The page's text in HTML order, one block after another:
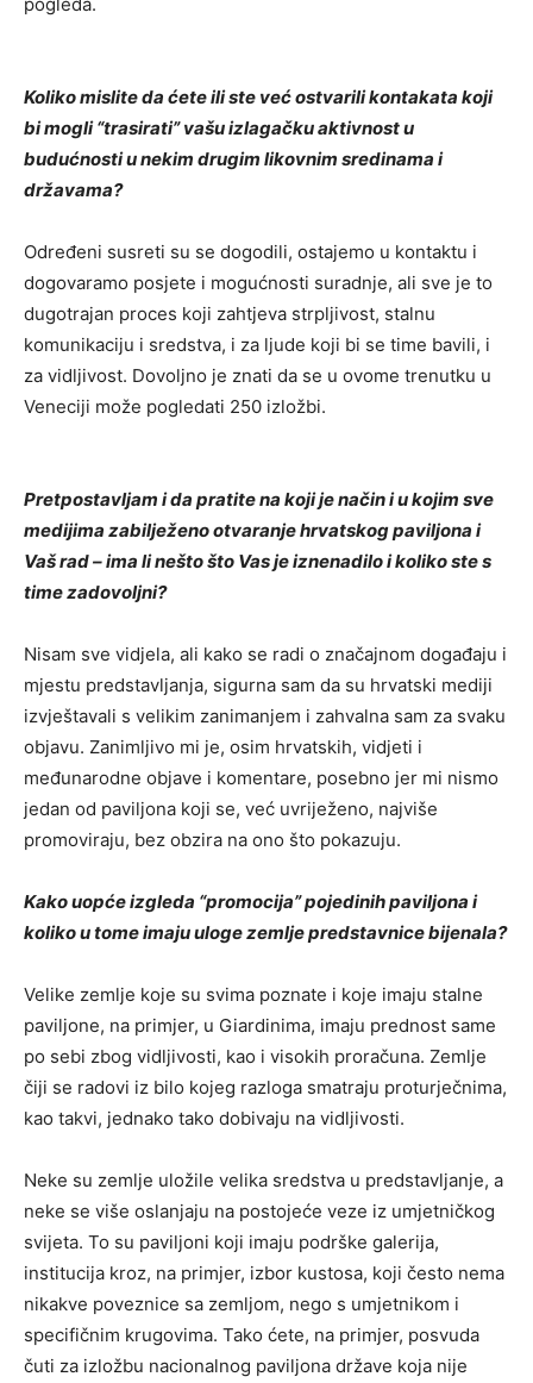
Koliko mislite da ćete ili ste već ostvarili kontakata koji
bi mogli “trasirati” vašu izlagačku aktivnost u
budućnosti u nekim drugim likovnim sredinama i
državama?
Određeni susreti su se dogodili, ostajemo u kontaktu i
dogovaramo posjete i mogućnosti suradnje, ali sve je to
dugotrajan proces koji zahtjeva strpljivost, stalnu
komunikaciju i sredstva, i za ljude koji bi se time bavili, i
za vidljivost. Dovoljno je znati da se u ovome trenutku u
Veneciji može pogledati 250 izložbi.
Pretpostavljam i da pratite na koji je način i u kojim sve
medijima zabilježeno otvaranje hrvatskog paviljona i
Vaš rad – ima li nešto što Vas je iznenadilo i koliko ste s
time zadovoljni?
Nisam sve vidjela, ali kako se radi o značajnom događaju i
mjestu predstavljanja, sigurna sam da su hrvatski mediji
izvještavali s velikim zanimanjem i zahvalna sam za svaku
objavu. Zanimljivo mi je, osim hrvatskih, vidjeti i
međunarodne objave i komentare, posebno jer mi nismo
jedan od paviljona koji se, već uvriježeno, najviše
promoviraju, bez obzira na ono što pokazuju.
Kako uopće izgleda “promocija” pojedinih paviljona i
koliko u tome imaju uloge zemlje predstavnice bijenala?
Velike zemlje koje su svima poznate i koje imaju stalne
paviljone, na primjer, u Giardinima, imaju prednost same
po sebi zbog vidljivosti, kao i visokih proračuna. Zemlje
čiji se radovi iz bilo kojeg razloga smatraju proturječnima,
kao takvi, jednako tako dobivaju na vidljivosti.
Neke su zemlje uložile velika sredstva u predstavljanje, a
neke se više oslanjaju na postojeće veze iz umjetničkog
svijeta. To su paviljoni koji imaju podrške galerija,
institucija kroz, na primjer, izbor kustosa, koji često nema
nikakve poveznice sa zemljom, nego s umjetnikom i
specifičnim krugovima. Tako ćete, na primjer, posvuda
čuti za izložbu nacionalnog paviljona države koja nije